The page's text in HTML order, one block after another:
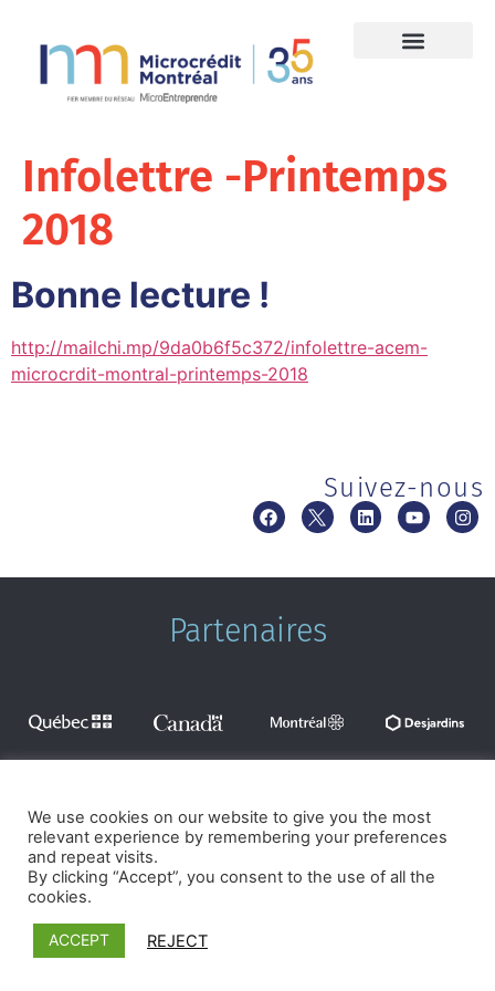
Infolettre -Printemps
2018
Bonne lecture !
http://mailchi.mp/9da0b6f5c372/infolettre-acem-
microcrdit-montral-printemps-2018
Suivez-nous
Partenaires
Termes et conditions|Politique de confidentialité
©2026 Microcrédit Montréal. Tous droits réservés.|
par Pixforia
We use cookies on our website to give you the most
relevant experience by remembering your preferences
and repeat visits.
By clicking “Accept”, you consent to the use of all the
cookies.
ACCEPT REJECT